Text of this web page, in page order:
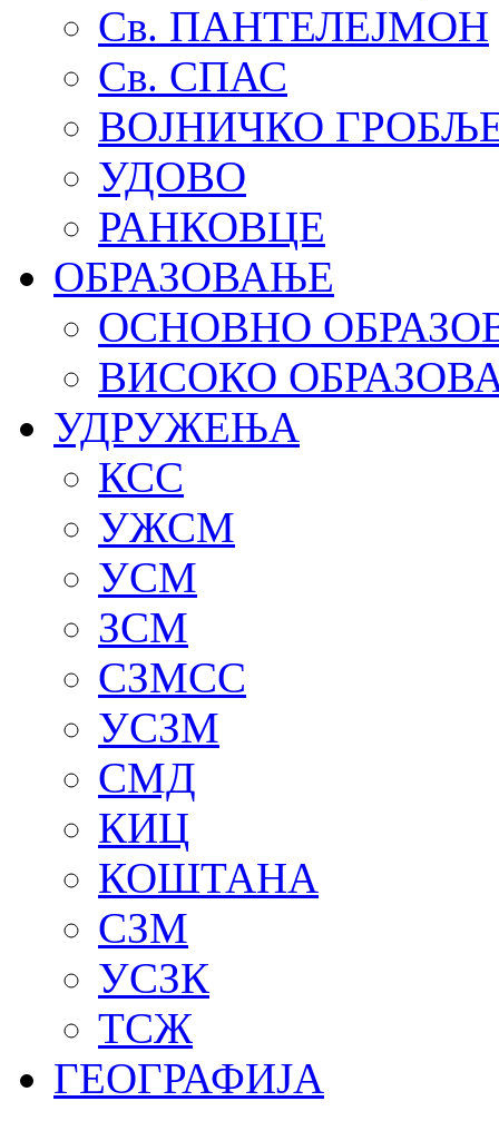
Св. ПАНТЕЛЕЈМОН
Св. СПАС
ВОЈНИЧКО
УДОВО
РАНКОВЦЕ
ОБРАЗОВАЊЕ
ОСНОВНО
ВИСОКО
УДРУЖЕЊА
КСС
УЖСМ
УСМ
ЗСМ
СЗМСС
УСЗМ
СМД
КИЦ
КОШТАНА
СЗМ
УСЗК
ТСЖ
ГЕОГРАФИЈА